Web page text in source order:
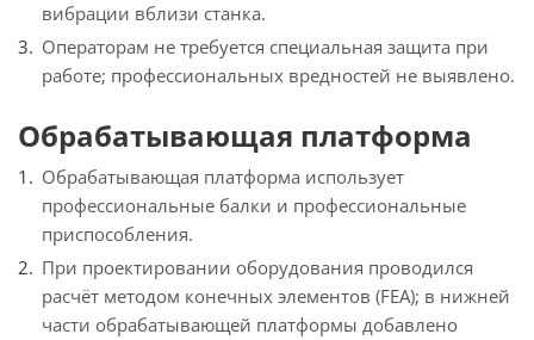
вибрации вблизи станка.
Операторам не требуется специальная защита при
работе; профессиональных вредностей не выявлено.
Обрабатывающая платформа
Обрабатывающая платформа использует
профессиональные балки и профессиональные
приспособления.
При проектировании оборудования проводился
расчёт методом конечных элементов (FEA); в нижней
части обрабатывающей платформы добавлено